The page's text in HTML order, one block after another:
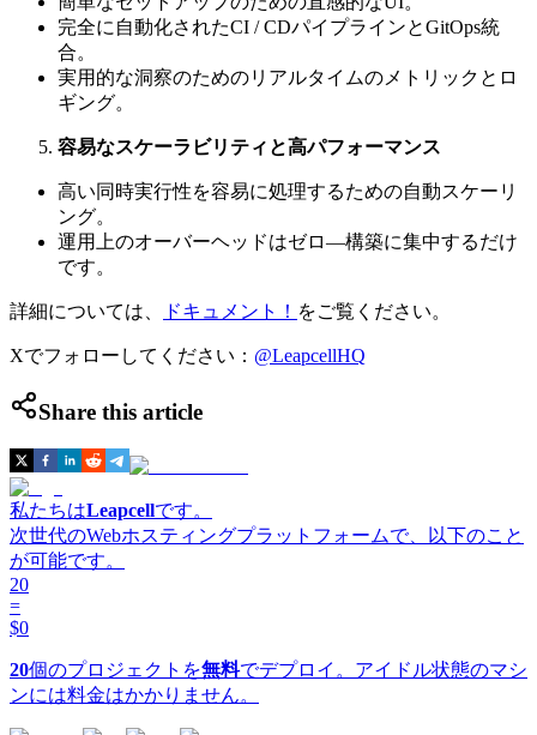
完全に自動化されたCI / CDパイプラインとGitOps統
合。
実用的な洞察のためのリアルタイムのメトリックとロ
ギング。
容易なスケーラビリティと高パフォーマンス
高い同時実行性を容易に処理するための自動スケーリ
ング。
運用上のオーバーヘッドはゼロ—構築に集中するだけ
です。
詳細については、 ドキュメント！ をご覧ください。
Xでフォローしてください： @LeapcellHQ
Share this article
私たちはLeapcellです。
次世代のWebホスティングプラットフォームで、以下のこと
が可能です。
20
=
$0
20個のプロジェクトを無料でデプロイ。アイドル状態のマシ
ンには料金はかかりません。